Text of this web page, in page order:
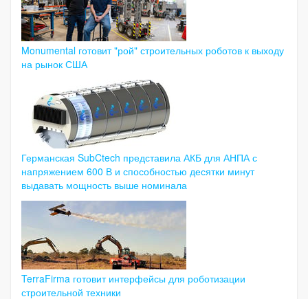
Monumental готовит "рой" строительных роботов к выходу
на рынок США
Германская SubCtech представила АКБ для АНПА с
напряжением 600 В и способностью десятки минут
выдавать мощность выше номинала
TerraFirma готовит интерфейсы для роботизации
строительной техники